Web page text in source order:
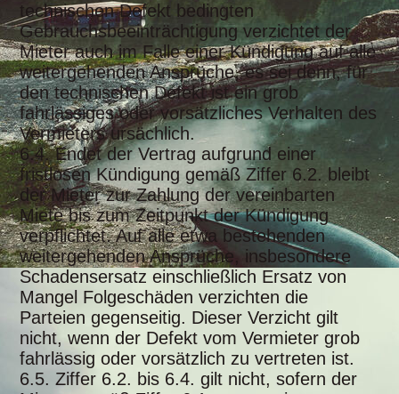
technischen Defekt bedingten
Gebrauchsbeeinträchtigung verzichtet der
Mieter auch im Falle einer Kündigung auf alle
weitergehenden Ansprüche, es sei denn, für
den technischen Defekt ist ein grob
fahrlässiges oder vorsätzliches Verhalten des
Vermieters ursächlich.
6.4. Endet der Vertrag aufgrund einer
fristlosen Kündigung gemäß Ziffer 6.2. bleibt
der Mieter zur Zahlung der vereinbarten
Miete bis zum Zeitpunkt der Kündigung
verpflichtet. Auf alle etwa bestehenden
weitergehenden Ansprüche, insbesondere
Schadensersatz einschließlich Ersatz von
Mangel Folgeschäden verzichten die
Parteien gegenseitig. Dieser Verzicht gilt
nicht, wenn der Defekt vom Vermieter grob
fahrlässig oder vorsätzlich zu vertreten ist.
6.5. Ziffer 6.2. bis 6.4. gilt nicht, sofern der